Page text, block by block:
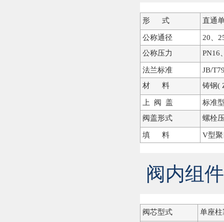
形 式 直通
公称通径
20、
公称压力
PN16
法兰标准
JB/
材 料
铸钢(
上 阀 盖
标准
阀盖形式
螺栓
填 料 V型
阀内组件
阀芯型式 单座